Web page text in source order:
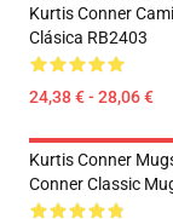
Kurtis Conner
Clásica RB2403
24,38 € - 28,06 €
Kurtis Conner
Conner Classic